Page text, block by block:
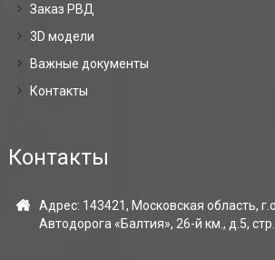
Заказ РВД
3D модели
Важные документы
Контакты
Контакты
Адрес: 143421, Московская область,
Автодорога «Балтия», 26-й км., д.5,